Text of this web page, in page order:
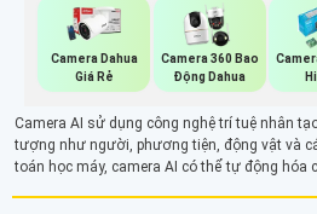
Camera Dahua
Giá Rẻ
Camera 360 Bao
Động Dahua
Camera AI sử dụng công nghệ trí tuệ nhân
tượng như người, phương tiện, động vật và
toán học máy, camera AI có thể tự động hóa